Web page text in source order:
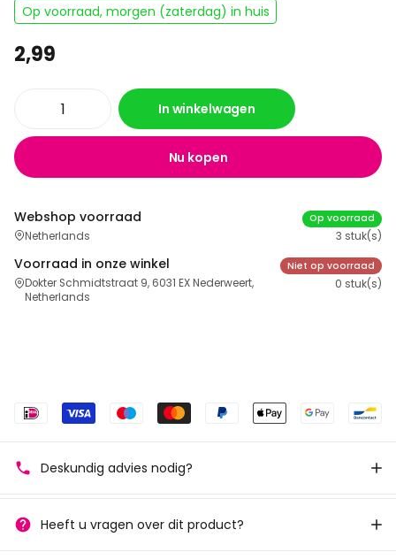
Op voorraad, morgen (zaterdag) in huis
2,99
In winkelwagen
Nu kopen
Webshop voorraad
Netherlands
Op voorraad
3 stuk(s)
Voorraad in onze winkel
Dokter Schmidtstraat 9, 6031 EX Nederweert,
Netherlands
Niet op voorraad
0 stuk(s)
Deskundig advies nodig?
Heeft u vragen over dit product?